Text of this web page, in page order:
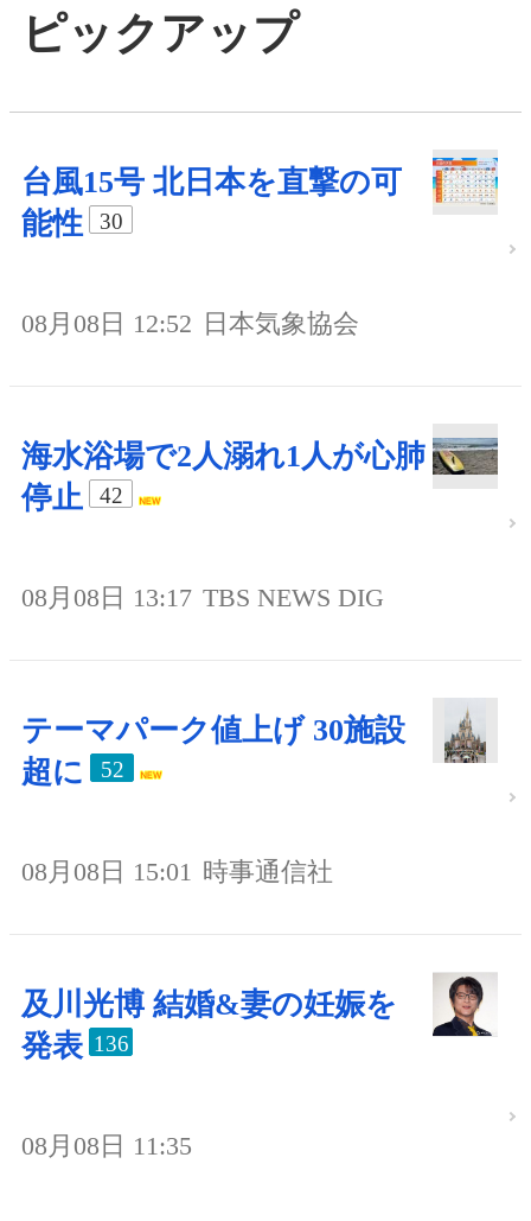
ピックアップ
台風15号 北日本を直撃の可
能性
30
08月08日 12:52 日本気象協会
海水浴場で2人溺れ1人が心肺
停止
42
08月08日 13:17 TBS NEWS DIG
テーマパーク値上げ 30施設
超に
52
08月08日 15:01 時事通信社
及川光博 結婚&妻の妊娠を
発表 136
08月08日 11:35